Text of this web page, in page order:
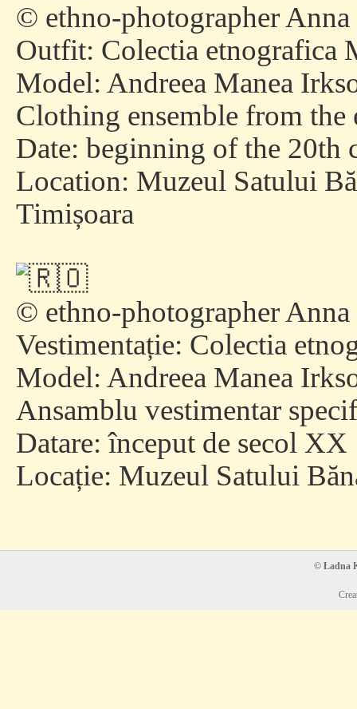
© ethno-photographer Anna
Outfit: Colectia etnografica
Model: Andreea Manea
Clothing ensemble from
Date: beginning of the 20th
Location: Muzeul Satului
Timișoara
© ethno-photographer Anna
Vestimentație: Colectia
Model: Andreea Manea
Ansamblu vestimentar
Datare: început de secol XX
Locație: Muzeul Satului
© Ładna